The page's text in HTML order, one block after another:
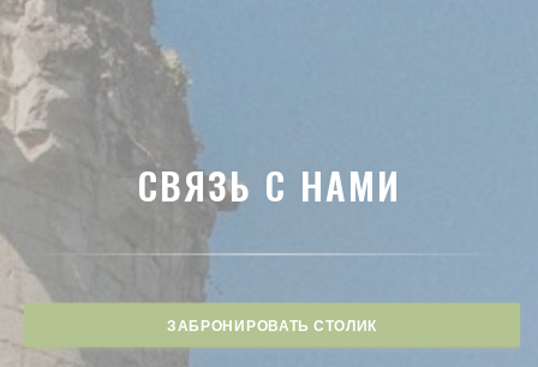
СВЯЗЬ С НАМИ
ЗАБРОНИРОВАТЬ СТОЛИК